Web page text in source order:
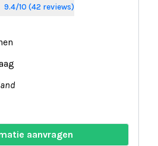
9.4/10 (42 reviews)
aanvragen